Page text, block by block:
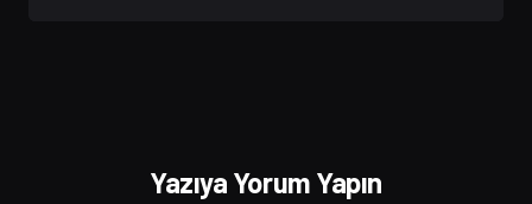
Yazıya Yorum Yapın